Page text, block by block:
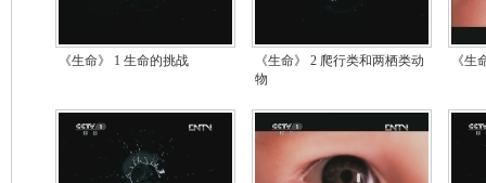
《生命》 1 生命的挑战
《生命》 2 爬行类和两栖类动
物
《生